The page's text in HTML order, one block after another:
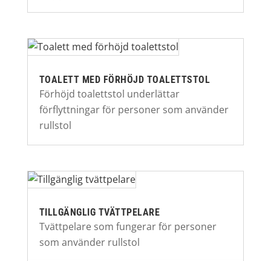
TOALETT MED FÖRHÖJD TOALETTSTOL
Förhöjd toalettstol underlättar
förflyttningar för personer som använder
rullstol
TILLGÄNGLIG TVÄTTPELARE
Tvättpelare som fungerar för personer
som använder rullstol